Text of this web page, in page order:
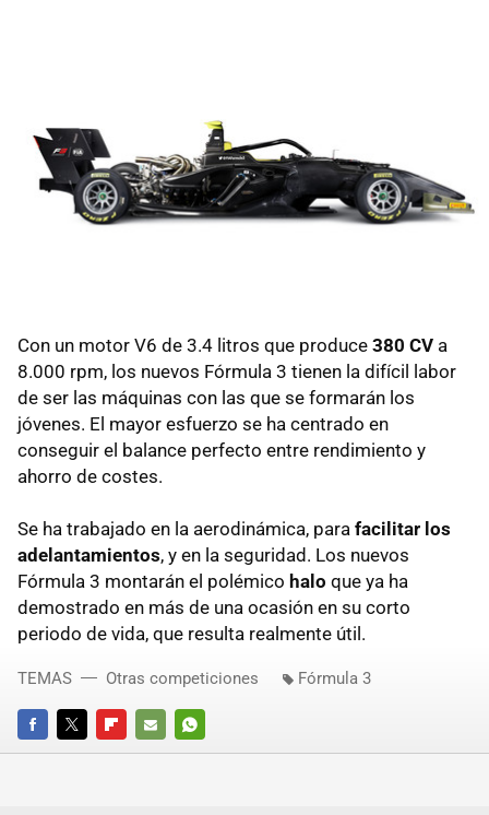
Con un motor V6 de 3.4 litros que produce 380 CV a
8.000 rpm, los nuevos Fórmula 3 tienen la difícil labor
de ser las máquinas con las que se formarán los
jóvenes. El mayor esfuerzo se ha centrado en
conseguir el balance perfecto entre rendimiento y
ahorro de costes.
Se ha trabajado en la aerodinámica, para facilitar los
adelantamientos, y en la seguridad. Los nuevos
Fórmula 3 montarán el polémico halo que ya ha
demostrado en más de una ocasión en su corto
periodo de vida, que resulta realmente útil.
FACEBOOKTWITTERFLIPBOARD
E-
WHATSAPP
TEMAS Otras competiciones Fórmula 3